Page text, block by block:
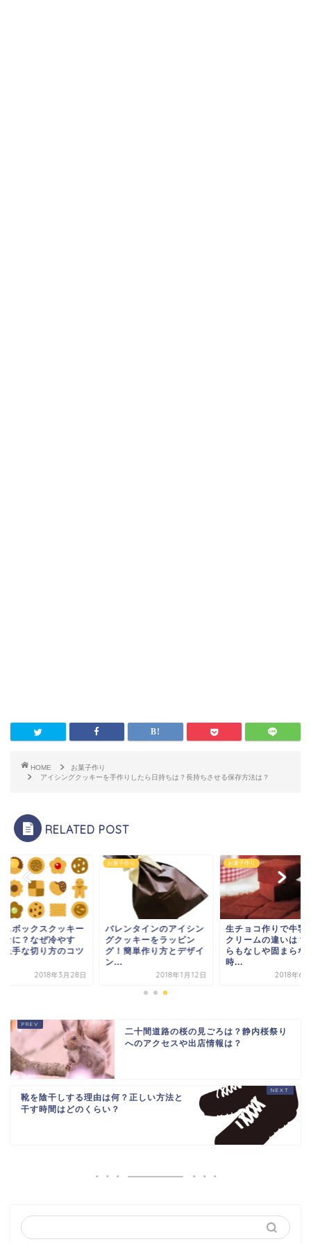
HOME
お菓子作り
アイシングクッキーを手作りしたら日持ちは？長持ちさせる保存方法は？
RELATED POST
作り
スボックスクッキー
なに？なぜ冷やす
上手な切り方のコツ
2018年3月28日
お菓子作り
バレンタインのアイシン
グクッキーをラッピン
グ！簡単作り方とデザイ
ン...
2018年1月12日
お菓子作り
生チョコ作りで牛乳
クリームの違いは？
らもなしや固まらな
時...
2018年6
二十間道路の桜の見ごろは？静内桜祭り
へのアクセスや出店情報は？
靴を陰干しする理由は何？正しい方法と
干す時間はどのくらい？